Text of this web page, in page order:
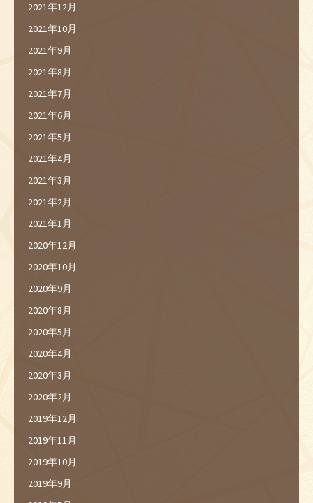
2021年12月
2021年10月
2021年9月
2021年8月
2021年7月
2021年6月
2021年5月
2021年4月
2021年3月
2021年2月
2021年1月
2020年12月
2020年10月
2020年9月
2020年8月
2020年5月
2020年4月
2020年3月
2020年2月
2019年12月
2019年11月
2019年10月
2019年9月